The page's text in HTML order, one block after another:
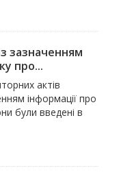
зазначенням
про...
актів
інформації про
були введені в